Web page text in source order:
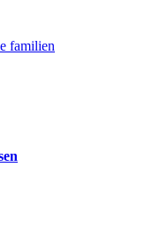
familien